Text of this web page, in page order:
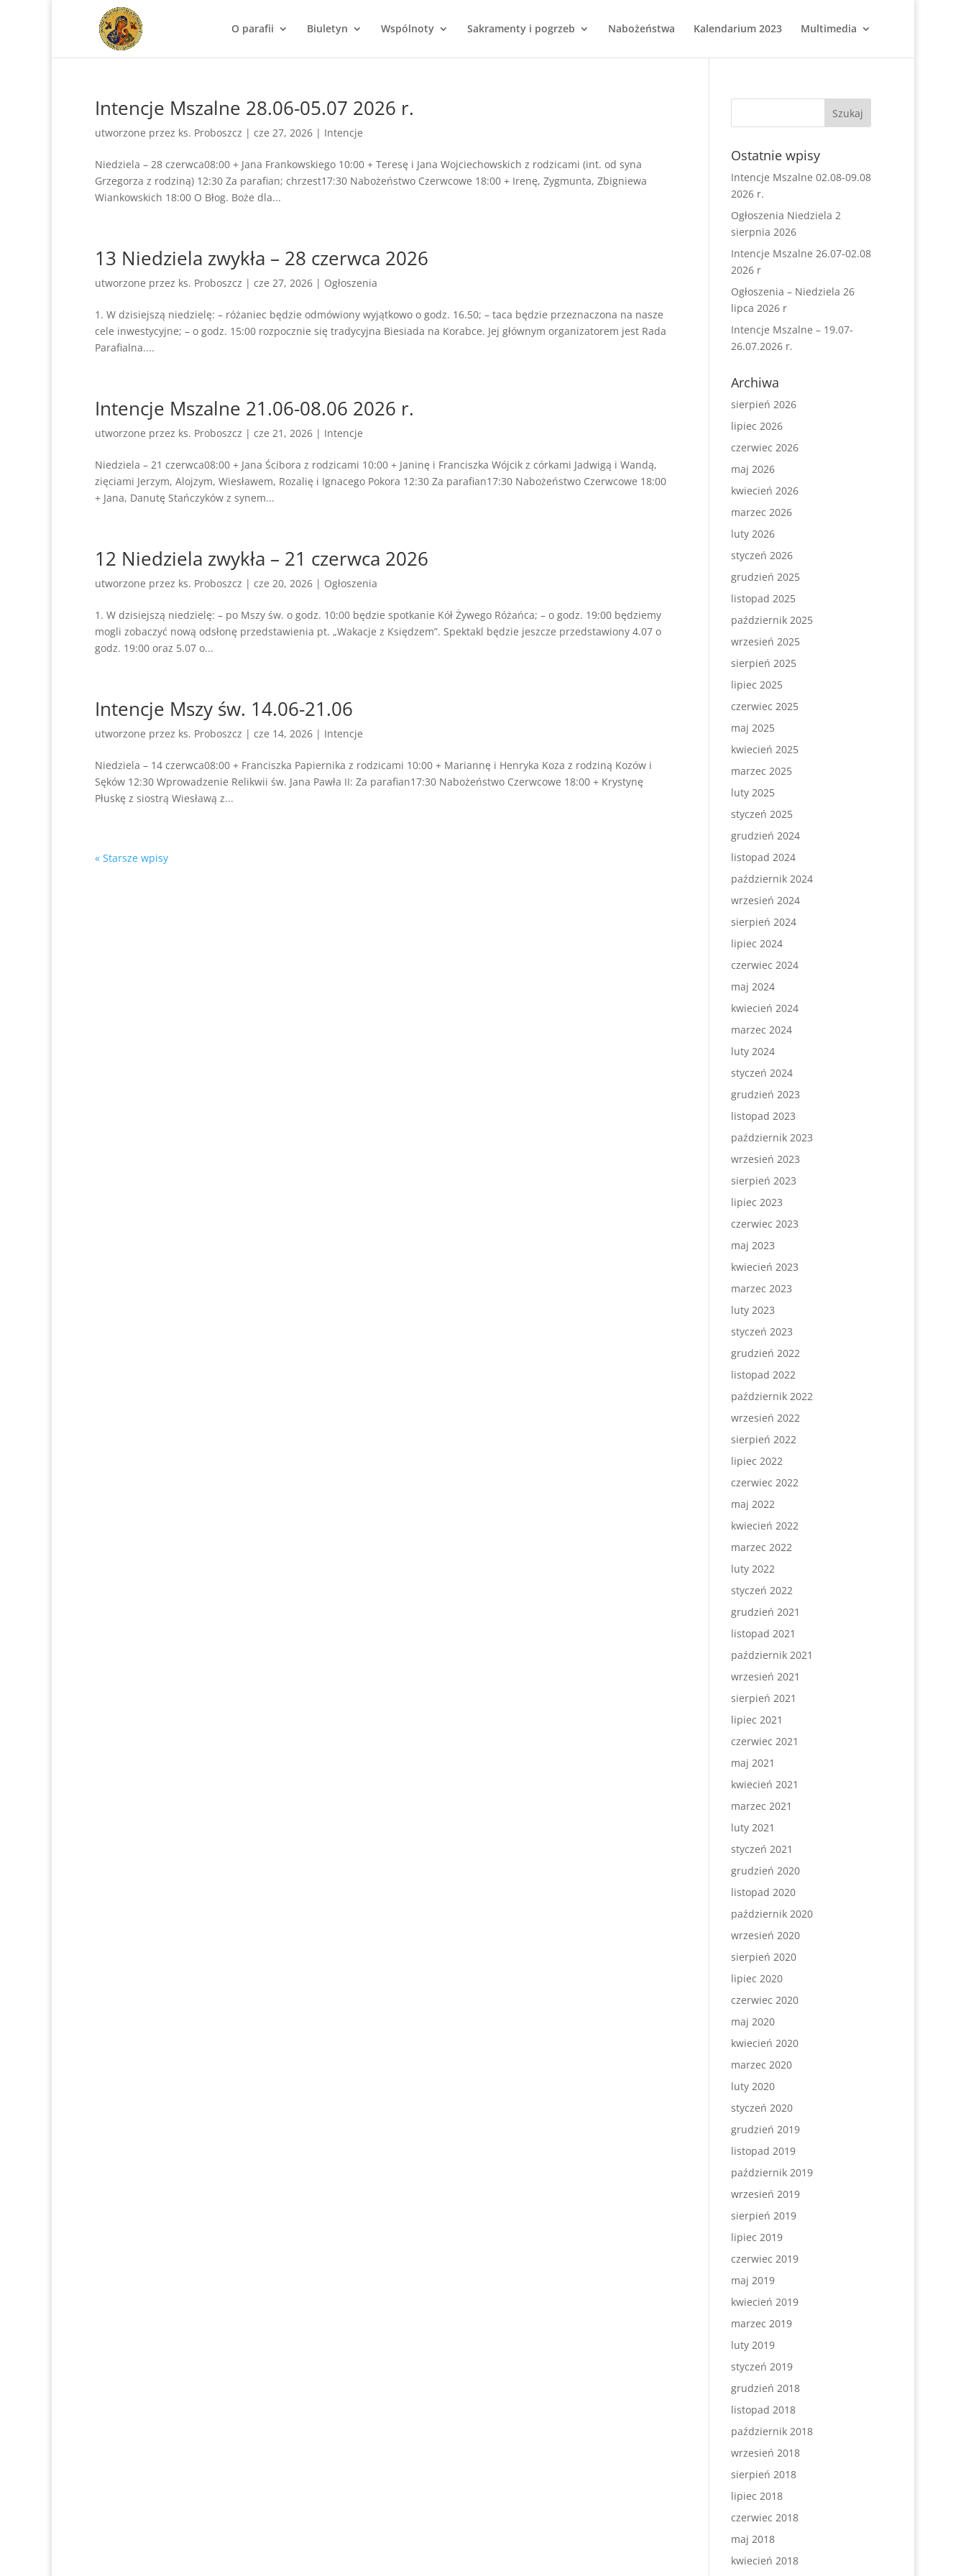
O parafii Biuletyn Wspólnoty Sakramenty i pogrzeb Nabożeństwa Kalendarium 2023 Multimedia
Intencje Mszalne 28.06-05.07 2026 r.
utworzone przez ks. Proboszcz | cze 27, 2026 | Intencje
Niedziela – 28 czerwca08:00 + Jana Frankowskiego 10:00 + Teresę i Jana Wojciechowskich z rodzicami (int. od syna
Grzegorza z rodziną) 12:30 Za parafian; chrzest17:30 Nabożeństwo Czerwcowe 18:00 + Irenę, Zygmunta, Zbigniewa
Wiankowskich 18:00 O Błog. Boże dla...
13 Niedziela zwykła – 28 czerwca 2026
utworzone przez ks. Proboszcz | cze 27, 2026 | Ogłoszenia
1. W dzisiejszą niedzielę: – różaniec będzie odmówiony wyjątkowo o godz. 16.50; – taca będzie przeznaczona na nasze
cele inwestycyjne; – o godz. 15:00 rozpocznie się tradycyjna Biesiada na Korabce. Jej głównym organizatorem jest Rada
Parafialna....
Intencje Mszalne 21.06-08.06 2026 r.
utworzone przez ks. Proboszcz | cze 21, 2026 | Intencje
Niedziela – 21 czerwca08:00 + Jana Ścibora z rodzicami 10:00 + Janinę i Franciszka Wójcik z córkami Jadwigą i Wandą,
zięciami Jerzym, Alojzym, Wiesławem, Rozalię i Ignacego Pokora 12:30 Za parafian17:30 Nabożeństwo Czerwcowe 18:00
+ Jana, Danutę Stańczyków z synem...
12 Niedziela zwykła – 21 czerwca 2026
utworzone przez ks. Proboszcz | cze 20, 2026 | Ogłoszenia
1. W dzisiejszą niedzielę: – po Mszy św. o godz. 10:00 będzie spotkanie Kół Żywego Różańca; – o godz. 19:00 będziemy
mogli zobaczyć nową odsłonę przedstawienia pt. „Wakacje z Księdzem”. Spektakl będzie jeszcze przedstawiony 4.07 o
godz. 19:00 oraz 5.07 o...
Intencje Mszy św. 14.06-21.06
utworzone przez ks. Proboszcz | cze 14, 2026 | Intencje
Niedziela – 14 czerwca08:00 + Franciszka Papiernika z rodzicami 10:00 + Mariannę i Henryka Koza z rodziną Kozów i
Sęków 12:30 Wprowadzenie Relikwii św. Jana Pawła II: Za parafian17:30 Nabożeństwo Czerwcowe 18:00 + Krystynę
Płuskę z siostrą Wiesławą z...
« Starsze wpisy
Ostatnie wpisy
Intencje Mszalne 02.08-09.08
2026 r.
Ogłoszenia Niedziela 2
sierpnia 2026
Intencje Mszalne 26.07-02.08
2026 r
Ogłoszenia – Niedziela 26
lipca 2026 r
Intencje Mszalne – 19.07-
26.07.2026 r.
Archiwa
sierpień 2026
lipiec 2026
czerwiec 2026
maj 2026
kwiecień 2026
marzec 2026
luty 2026
styczeń 2026
grudzień 2025
listopad 2025
październik 2025
wrzesień 2025
sierpień 2025
lipiec 2025
czerwiec 2025
maj 2025
kwiecień 2025
marzec 2025
luty 2025
styczeń 2025
grudzień 2024
listopad 2024
październik 2024
wrzesień 2024
sierpień 2024
lipiec 2024
czerwiec 2024
maj 2024
kwiecień 2024
marzec 2024
luty 2024
styczeń 2024
grudzień 2023
listopad 2023
październik 2023
wrzesień 2023
sierpień 2023
lipiec 2023
czerwiec 2023
maj 2023
kwiecień 2023
marzec 2023
luty 2023
styczeń 2023
grudzień 2022
listopad 2022
październik 2022
wrzesień 2022
sierpień 2022
lipiec 2022
czerwiec 2022
maj 2022
kwiecień 2022
marzec 2022
luty 2022
styczeń 2022
grudzień 2021
listopad 2021
październik 2021
wrzesień 2021
sierpień 2021
lipiec 2021
czerwiec 2021
maj 2021
kwiecień 2021
marzec 2021
luty 2021
styczeń 2021
grudzień 2020
listopad 2020
październik 2020
wrzesień 2020
sierpień 2020
lipiec 2020
czerwiec 2020
maj 2020
kwiecień 2020
marzec 2020
luty 2020
styczeń 2020
grudzień 2019
listopad 2019
październik 2019
wrzesień 2019
sierpień 2019
lipiec 2019
czerwiec 2019
maj 2019
kwiecień 2019
marzec 2019
luty 2019
styczeń 2019
grudzień 2018
listopad 2018
październik 2018
wrzesień 2018
sierpień 2018
lipiec 2018
czerwiec 2018
maj 2018
kwiecień 2018